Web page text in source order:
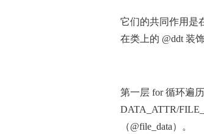
它们的共同作用是
在类上的 @ddt 装
第一层 for 循环遍
DATA_ATTR/
（@file_data）。